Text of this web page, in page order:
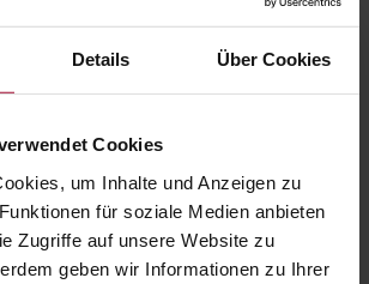
Details Über Cookies
Cookies
um Inhalte und Anzeigen zu
für soziale Medien anbieten
Zugriffe auf unsere Website zu
geben wir Informationen zu Ihrer